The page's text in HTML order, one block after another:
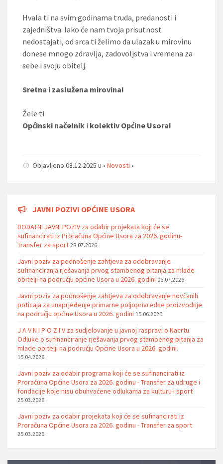
Hvala ti na svim godinama truda, predanosti i
zajedništva. Iako će nam tvoja prisutnost
nedostajati, od srca ti želimo da ulazak u mirovinu
donese mnogo zdravlja, zadovoljstva i vremena za
sebe i svoju obitelj.
Sretna i zaslužena mirovina!
Žele ti
Općinski načelnik i kolektiv Općine Usora!
Objavljeno 08.12.2025 u • Novosti •
JAVNI POZIVI OPĆINE USORA
DODATNI JAVNI POZIV za odabir projekata koji će se
sufinancirati iz Proračuna Općine Usora za 2026. godinu-
Transfer za sport 28.07.2026
Javni poziv za podnošenje zahtjeva za odobravanje
sufinanciranja rješavanja prvog stambenog pitanja za mlade
obitelji na području općine Usora u 2026. godini 06.07.2026
Javni poziv za podnošenje zahtjeva za odobravanje novčanih
poticaja za unaprjeđenje primarne poljoprivredne proizvodnje
na području općine Usora u 2026. godini 15.06.2026
J A V N I P O Z I V za sudjelovanje u javnoj raspravi o Nacrtu
Odluke o sufinanciranje rješavanja prvog stambenog pitanja za
mlade obitelji na području Općine Usora u 2026. godini.
15.04.2026
Javni poziv za odabir programa koji će se sufinancirati iz
Proračuna Općine Usora za 2026. godinu - Transfer za udruge i
fondacije koje nisu obuhvaćene odlukama za kulturu i sport
25.03.2026
Javni poziv za odabir projekata koji će se sufinancirati iz
Proračuna Općine Usora za 2026. godinu - Transfer za sport
25.03.2026